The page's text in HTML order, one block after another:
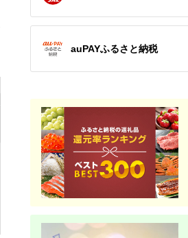
出典：JALふるさと納税
北海道 岩見沢市
贈答用 ハム・ソーセ
ージギフトセット「北
歳暮 贈り物 季節 限定
5.0
寄付金額:10,000円
出典：ふるさとプレミ
アム
北海道 赤平市
たきもとのしゃぶしゃ
ぶ用ラム肉500g×2パ
5.0
寄付金額:19,000円
auPAYふるさと納税